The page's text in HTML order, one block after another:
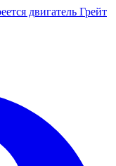
двигатель Грейт